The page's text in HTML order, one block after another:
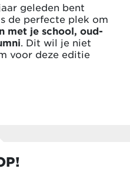
geleden bent
de perfecte plek om
met je school, oud-
. Dit wil je niet
voor deze editie